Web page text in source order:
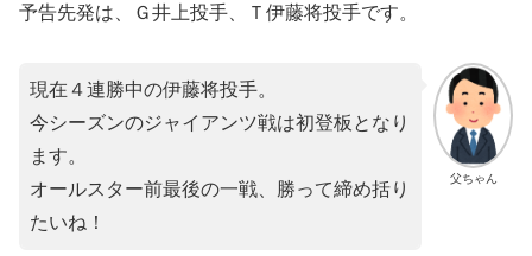
予告先発は、Ｇ井上投手、Ｔ伊藤将投手です。
父ちゃん
現在４連勝中の伊藤将投手。
今シーズンのジャイアンツ戦は初登板となり
ます。
オールスター前最後の一戦、勝って締め括り
たいね！